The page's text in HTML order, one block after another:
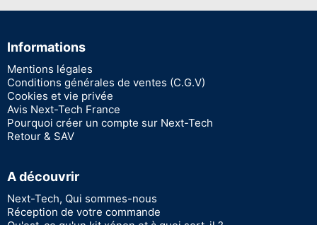
Informations
Mentions légales
Conditions générales de ventes (C.G.V)
Cookies et vie privée
Avis Next-Tech France
Pourquoi créer un compte sur Next-Tech
Retour & SAV
A découvrir
Next-Tech, Qui sommes-nous
Réception de votre commande